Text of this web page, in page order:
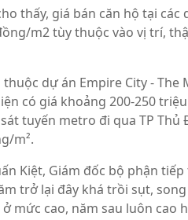
thấy, giá bán căn hộ tại
m2 tùy thuộc vào vị trí,
dự án Empire City -
có giá khoảng 200-250
tuyến metro đi qua TP
m².
Kiệt, Giám đốc bộ phận
trở lại đây khá trồi sụt,
mức cao, năm sau luôn cao